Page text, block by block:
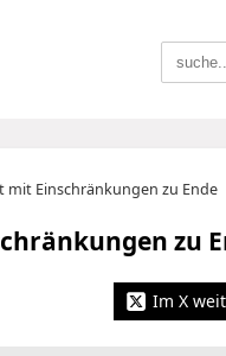
mit Einschränkungen zu Ende
zu
Im X